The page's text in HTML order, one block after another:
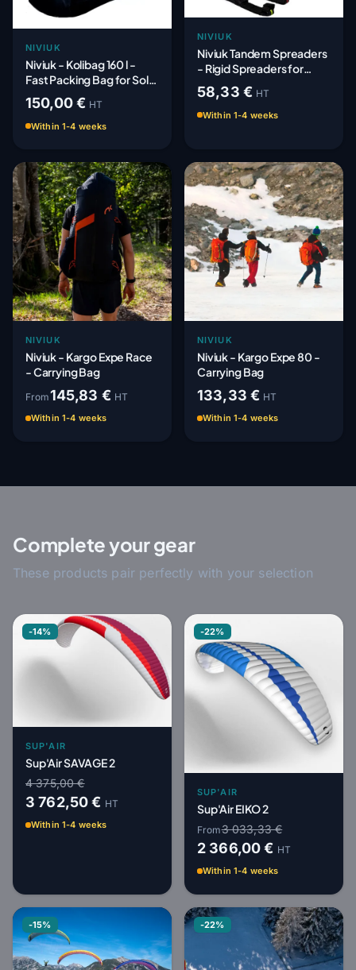
NIVIUK
Niviuk - Kolibag 160 l -
Fast Packing Bag for Solo
Wing
150,00 € HT
Within 1-4 weeks
NIVIUK
Niviuk Tandem Spreaders
- Rigid Spreaders for
Tandem Gliders
58,33 € HT
Within 1-4 weeks
NIVIUK
Niviuk - Kargo Expe Race
- Carrying Bag
From145,83 € HT
Within 1-4 weeks
NIVIUK
Niviuk - Kargo Expe 80 -
Carrying Bag
133,33 € HT
Within 1-4 weeks
Complete your gear
These products pair perfectly with your selection
-14%
SUP'AIR
Sup'Air SAVAGE 2
4 375,00 €
3 762,50 € HT
Within 1-4 weeks
-22%
SUP'AIR
Sup'Air EIKO 2
From3 033,33 €
2 366,00 € HT
Within 1-4 weeks
-15% -22%